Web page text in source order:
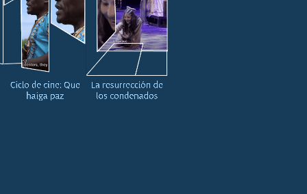
Ciclo de cine: Que
haiga paz
La resurrección de
los condenados